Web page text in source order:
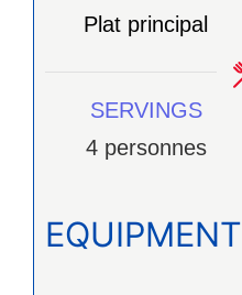
Plat principal
SERVINGS
4 personnes
EQUIPMENT